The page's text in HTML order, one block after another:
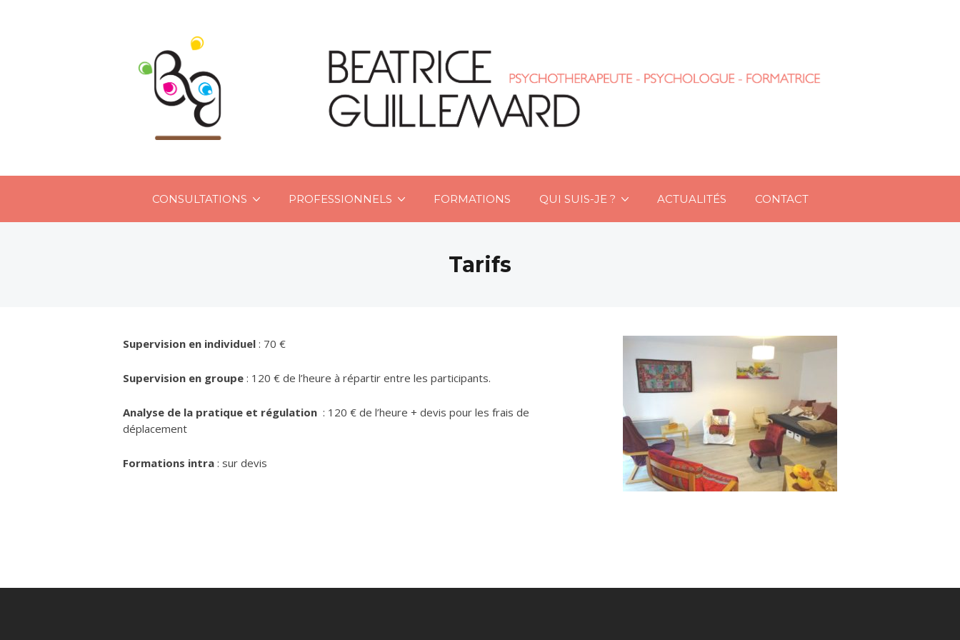
CONSULTATIONS PROFESSIONNELS FORMATIONS QUI SUIS-JE ? ACTUALITÉS CONTACT
Tarifs
Supervision en individuel : 70 €
Supervision en groupe : 120 € de l’heure à répartir entre les participants.
Analyse de la pratique et régulation : 120 € de l’heure + devis pour les frais de
déplacement
Formations intra : sur devis